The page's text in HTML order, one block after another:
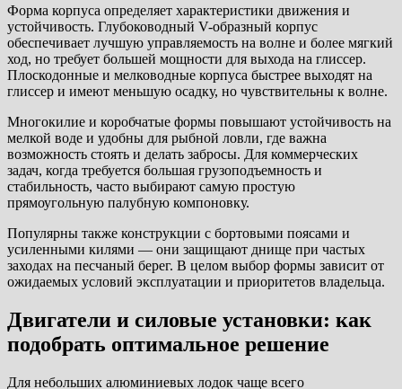
Форма корпуса определяет характеристики движения и
устойчивость. Глубоководный V-образный корпус
обеспечивает лучшую управляемость на волне и более мягкий
ход, но требует большей мощности для выхода на глиссер.
Плоскодонные и мелководные корпуса быстрее выходят на
глиссер и имеют меньшую осадку, но чувствительны к волне.
Многокилие и коробчатые формы повышают устойчивость на
мелкой воде и удобны для рыбной ловли, где важна
возможность стоять и делать забросы. Для коммерческих
задач, когда требуется большая грузоподъемность и
стабильность, часто выбирают самую простую
прямоугольную палубную компоновку.
Популярны также конструкции с бортовыми поясами и
усиленными килями — они защищают днище при частых
заходах на песчаный берег. В целом выбор формы зависит от
ожидаемых условий эксплуатации и приоритетов владельца.
Двигатели и силовые установки: как
подобрать оптимальное решение
Для небольших алюминиевых лодок чаще всего